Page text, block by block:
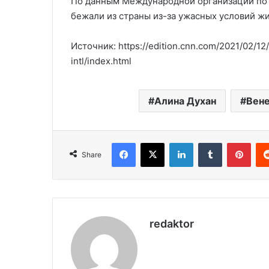
бежали из страны из-за ужасных условий
Источник: https://edition.cnn.com/2021/02/
intl/index.html
Алина Духан
Share
redaktor